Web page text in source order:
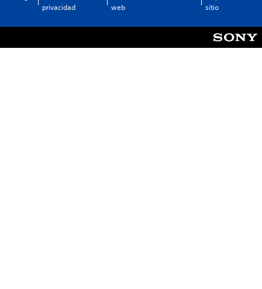
privacidad
web
sitio